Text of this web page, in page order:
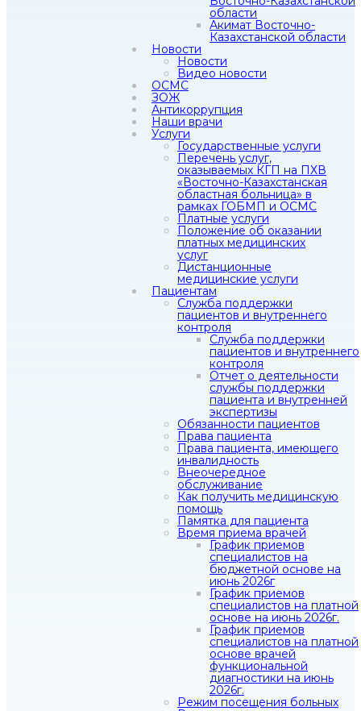
области
Акимат Восточно-
Казахстанской области
Новости
Новости
Видео новости
ОСМС
ЗОЖ
Антикоррупция
Наши врачи
Услуги
Государственные услуги
Перечень услуг,
оказываемых КГП на ПХВ
«Восточно-Казахстанская
областная больница» в
рамках ГОБМП и ОСМС
Платные услуги
Положение об оказании
платных медицинских
услуг
Дистанционные
медицинские услуги
Пациентам
Служба поддержки
пациентов и внутреннего
контроля
Служба поддержки
пациентов и внутреннего
контроля
Отчет о деятельности
службы поддержки
пациента и внутренней
экспертизы
Обязанности пациентов
Права пациента
Права пациента, имеющего
инвалидность
Внеочередное
обслуживание
Как получить медицинскую
помощь
Памятка для пациента
Время приема врачей
График приемов
специалистов на
бюджетной основе на
июнь 2026г
График приемов
специалистов на платной
основе на июнь 2026г.
График приемов
специалистов на платной
основе врачей
функциональной
диагностики на июнь
2026г.
Режим посещения больных